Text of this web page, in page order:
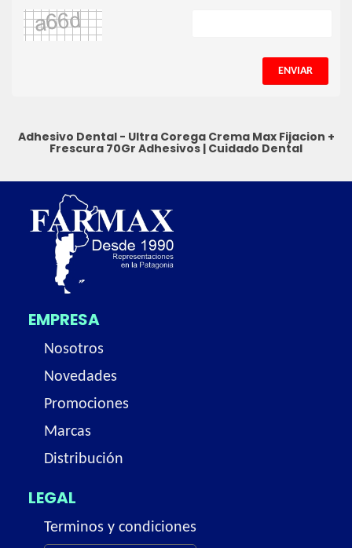
ENVIAR
Adhesivo Dental - Ultra Corega Crema Max Fijacion +
Frescura 70Gr Adhesivos | Cuidado Dental
EMPRESA
Nosotros
Novedades
Promociones
Marcas
Distribución
LEGAL
Terminos y condiciones